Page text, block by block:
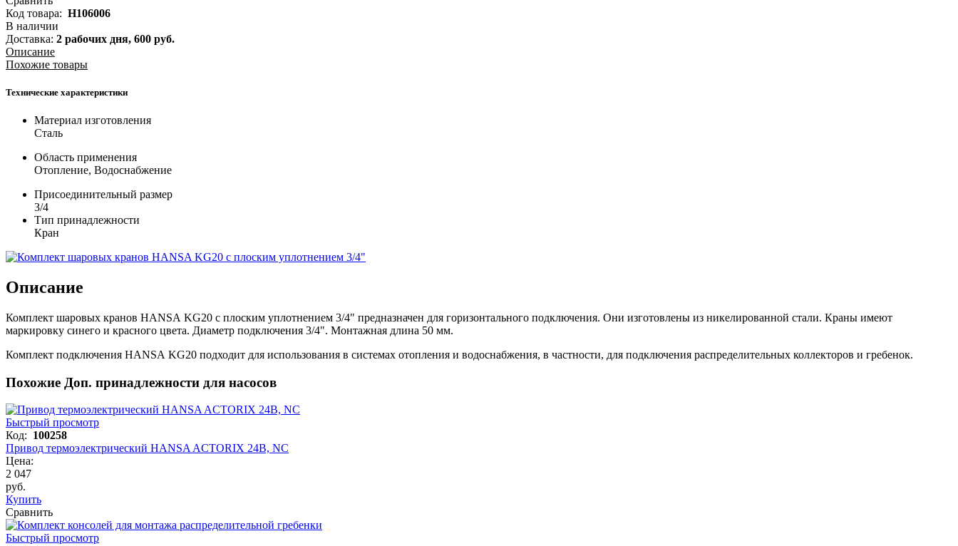
Код товара: H106006
В наличии
Доставка: 2 рабочих дня, 600 руб.
Описание
Похожие товары
Технические характеристики
Материал изготовления
Сталь
Область применения
Отопление, Водоснабжение
Присоединительный размер
3/4
Тип принадлежности
Кран
Описание
Комплект шаровых кранов HANSA KG20 с плоским уплотнением 3/4" предназначен для горизонтального подключения. Они изготовлены из никелированной стали. Краны имеют
маркировку синего и красного цвета. Диаметр подключения 3/4". Монтажная длина 50 мм.
Комплект подключения HANSA KG20 подходит для использования в системах отопления и водоснабжения, в частности, для подключения распределительных коллекторов и гребенок.
Похожие Доп. принадлежности для насосов
Быстрый просмотр
Код: 100258
Привод термоэлектрический HANSA ACTORIX 24В, NC
Цена:
2 047
руб.
Купить
Сравнить
Быстрый просмотр